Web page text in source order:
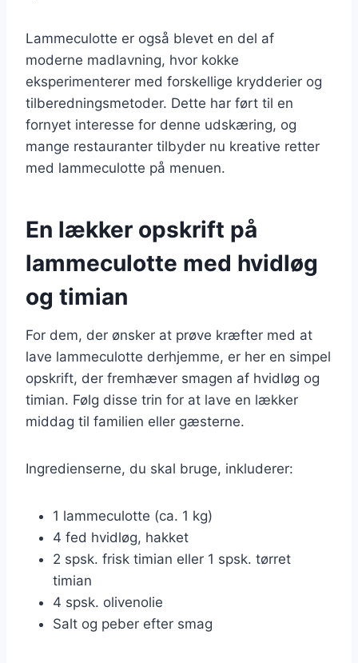
Lammeculotte er også blevet en del af
moderne madlavning, hvor kokke
eksperimenterer med forskellige krydderier og
tilberedningsmetoder. Dette har ført til en
fornyet interesse for denne udskæring, og
mange restauranter tilbyder nu kreative retter
med lammeculotte på menuen.
En lækker opskrift på
lammeculotte med hvidløg
og timian
For dem, der ønsker at prøve kræfter med at
lave lammeculotte derhjemme, er her en simpel
opskrift, der fremhæver smagen af hvidløg og
timian. Følg disse trin for at lave en lækker
middag til familien eller gæsterne.
Ingredienserne, du skal bruge, inkluderer:
1 lammeculotte (ca. 1 kg)
4 fed hvidløg, hakket
2 spsk. frisk timian eller 1 spsk. tørret
timian
4 spsk. olivenolie
Salt og peber efter smag